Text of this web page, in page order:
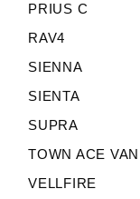
PRIUS C
RAV4
SIENNA
SIENTA
SUPRA
TOWN ACE VAN
VELLFIRE